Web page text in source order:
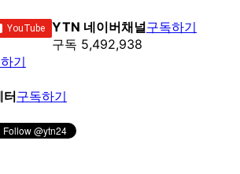
YTN 네이버채널
구독 5,492,938
구독하기
기
터구독하기